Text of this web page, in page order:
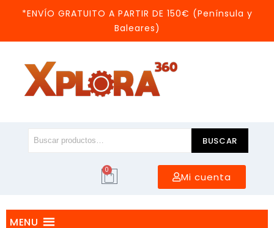
*ENVÍO GRATUITO A PARTIR DE 150€ (Península y
Baleares)
BUSCAR
0
Mi cuenta
MENU